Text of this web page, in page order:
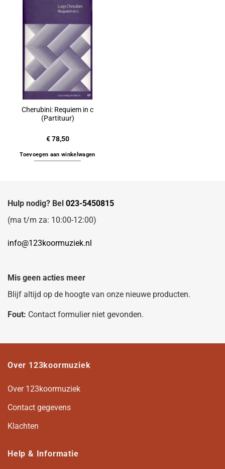
Cherubini: Requiem in c
(Partituur)
€78,50
Toevoegen aan winkelwagen
Hulp nodig? Bel 023-5450815
(ma t/m za: 10:00-12:00)
info@123koormuziek.nl
Mis geen acties meer
Blijf altijd op de hoogte van onze nieuwe producten.
Fout: Contact formulier niet gevonden.
Over 123koormuziek
Over 123koormuziek
Contact gegevens
Klachten
Help & Informatie